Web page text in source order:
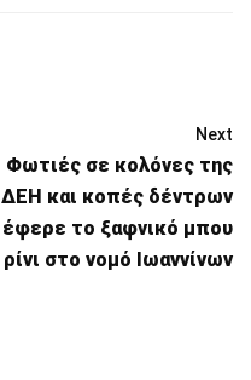
Next
Φωτιές σε κολόνες της
ΔΕΗ και κοπές δέντρων
έφερε το ξαφνικό μπου
ρίνι στο νομό Ιωαννίνων